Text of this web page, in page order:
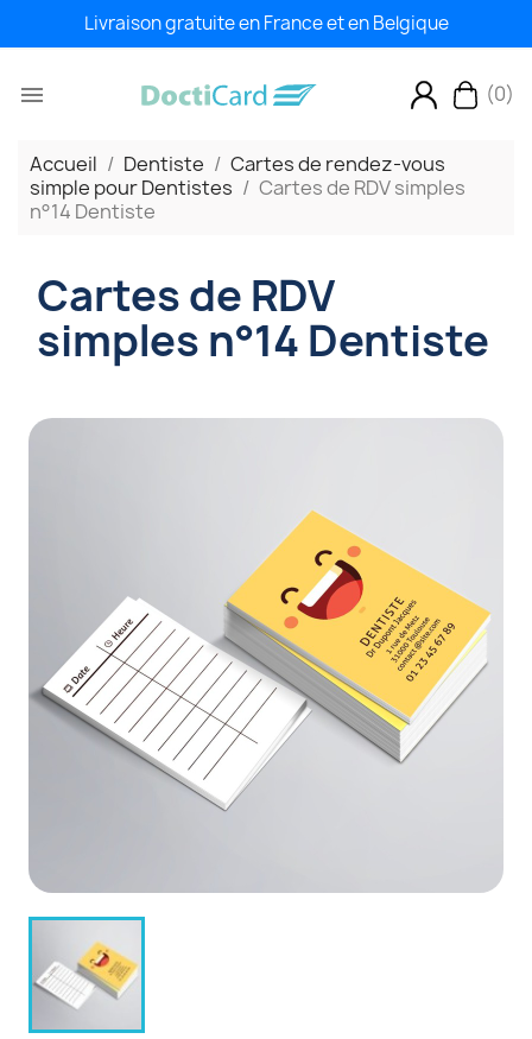
Livraison gratuite en France et en Belgique
 (0)
Accueil Dentiste
Cartes de rendez-vous
simple pour Dentistes
Cartes de RDV simples
n°14 Dentiste
Cartes de RDV
simples n°14 Dentiste